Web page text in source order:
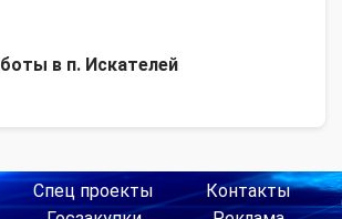
в п. Искателей
Спец проекты
Контакты